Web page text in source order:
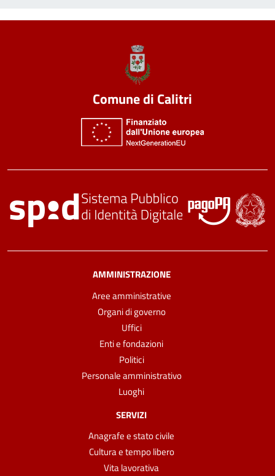
Comune di Calitri
AMMINISTRAZIONE
Aree amministrative
Organi di governo
Uffici
Enti e fondazioni
Politici
Personale amministrativo
Luoghi
SERVIZI
Anagrafe e stato civile
Cultura e tempo libero
Vita lavorativa